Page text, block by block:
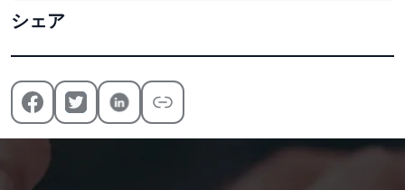
シェア